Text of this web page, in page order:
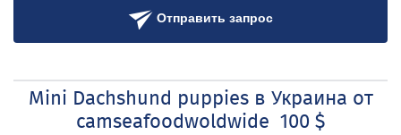
Отправить запрос
Mini Dachshund puppies в Украина от
camseafoodwoldwide 100 $